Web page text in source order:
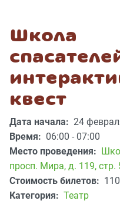
Школа
квест
Дата начала: 24
Время: 06:00 - 07:00
Место проведения:
просп. Мира, д. 119, стр.
Стоимость билетов:
Категория: Театр